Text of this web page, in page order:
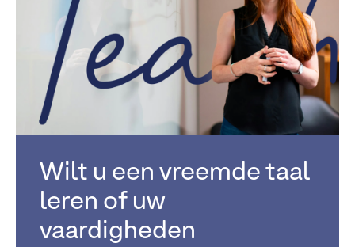
Wilt u een vreemde taal
leren of uw
vaardigheden